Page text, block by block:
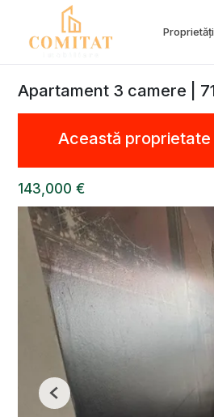
Proprietăți
Apartament 3 camere |
Această
143,000 €
Previous